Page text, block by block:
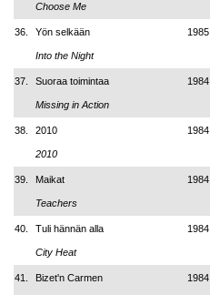
Choose Me
36. Yön selkään
Into the Night
1985
37. Suoraa toimintaa
Missing in Action
1984
38. 2010
2010
1984
39. Maikat
Teachers
1984
40. Tuli hännän alla
City Heat
1984
41. Bizet'n Carmen 1984